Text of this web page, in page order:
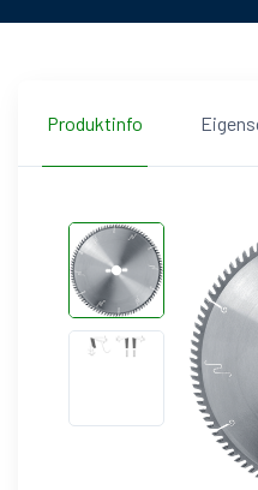
Produktinfo